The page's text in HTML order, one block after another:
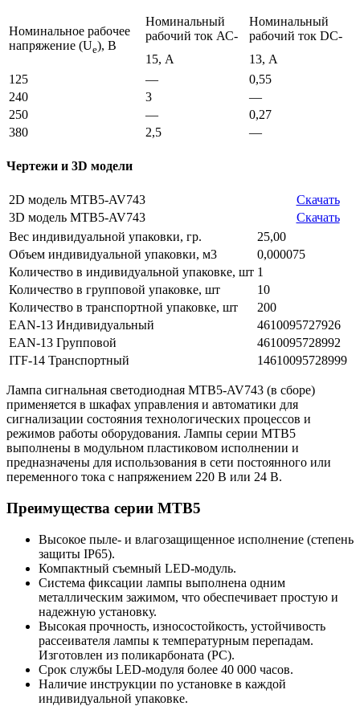
Номинальное рабочее
напряжение (Ue), В
Номинальный
рабочий ток АС-
Номинальный
рабочий ток DС-
15, А
13, А
125
—
0,55
240
3
—
250
—
0,27
380
2,5 —
Чертежи и 3D модели
2D модель MTB5-AV743
Скачать
3D модель MTB5-AV743
Скачать
Вес индивидуальной упаковки, гр.
25,00
Объем индивидуальной упаковки, м3
0,000075
Количество в индивидуальной упаковке, шт 1
Количество в групповой упаковке, шт
10
Количество в транспортной упаковке, шт
200
EAN-13 Индивидуальный
4610095727926
EAN-13 Групповой
4610095728992
ITF-14 Транспортный
14610095728999
Лампа сигнальная светодиодная MTB5-AV743 (в сборе)
применяется в шкафах управления и автоматики для
сигнализации состояния технологических процессов и
режимов работы оборудования. Лампы серии MTB5
выполнены в модульном пластиковом исполнении и
предназначены для использования в сети постоянного или
переменного тока с напряжением 220 В или 24 В.
Преимущества серии MTB5
Высокое пыле- и влагозащищенное исполнение (степень
защиты IP65).
Компактный съемный LED-модуль.
Система фиксации лампы выполнена одним
металлическим зажимом, что обеспечивает простую и
надежную установку.
Высокая прочность, износостойкость, устойчивость
рассеивателя лампы к температурным перепадам.
Изготовлен из поликарбоната (PC).
Срок службы LED-модуля более 40 000 часов.
Наличие инструкции по установке в каждой
индивидуальной упаковке.